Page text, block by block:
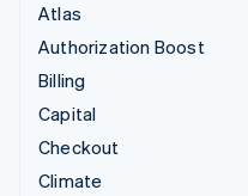
Atlas
Authorization Boost
Billing
Capital
Checkout
Climate